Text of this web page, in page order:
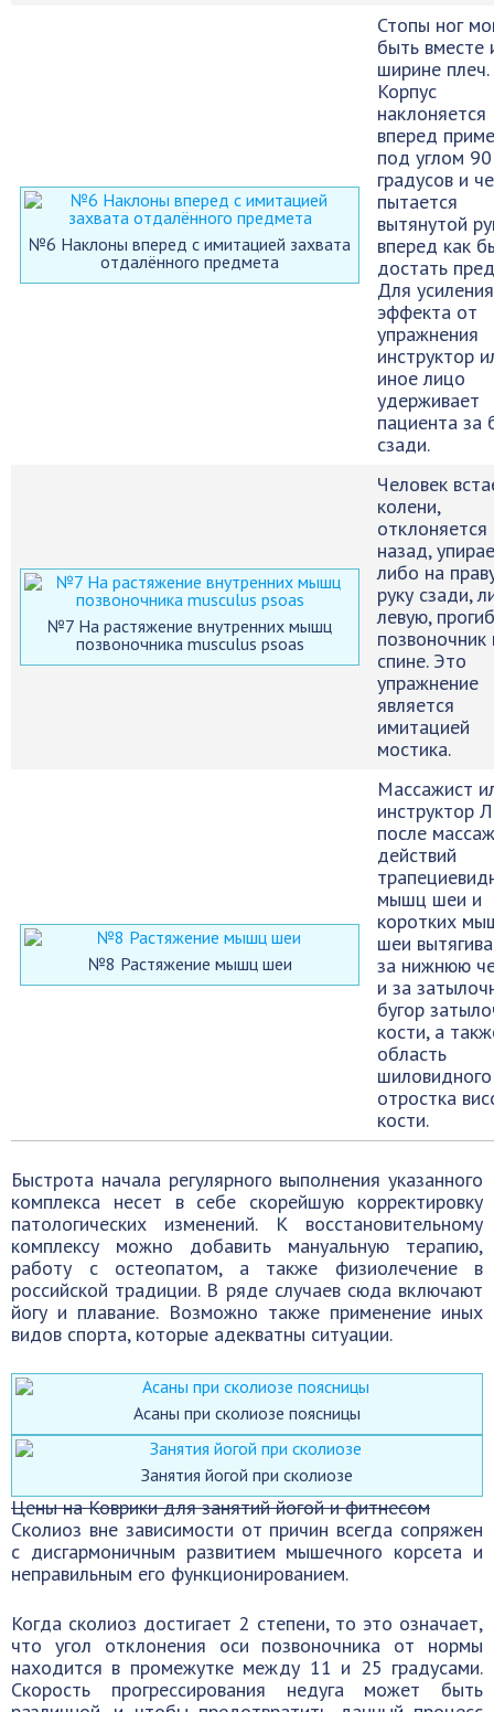
№6 Наклоны вперед с имитацией захвата
отдалённого предмета
Стопы ног
быть вместе
ширине плеч.
Корпус
наклоняется
вперед
под углом 90
градусов и
пытается
вытянутой
вперед как
достать
Для усиления
эффекта от
упражнения
инструктор
иное лицо
удерживает
пациента за
сзади.
№7 На растяжение внутренних мышц
позвоночника musculus psoas
Человек
колени,
отклоняется
назад,
либо на
руку сзади,
левую,
позвоночник
спине. Это
упражнение
является
имитацией
мостика.
№8 Растяжение мышц шеи
Массажист
инструктор
после
действий
мышц шеи и
коротких
шеи
за нижнюю
и за
бугор
кости, а
область
шиловидного
отростка
кости.
Быстрота начала регулярного выполнения указанного
комплекса несет в себе скорейшую корректировку
патологических изменений. К восстановительному
комплексу можно добавить мануальную терапию,
работу с остеопатом, а также физиолечение в
российской традиции. В ряде случаев сюда включают
йогу и плавание. Возможно также применение иных
видов спорта, которые адекватны ситуации.
Асаны при сколиозе поясницы
Занятия йогой при сколиозе
Цены на Коврики для занятий йогой и фитнесом
Сколиоз вне зависимости от причин всегда сопряжен
с дисгармоничным развитием мышечного корсета и
неправильным его функционированием.
Когда сколиоз достигает 2 степени, то это означает,
что угол отклонения оси позвоночника от нормы
находится в промежутке между 11 и 25 градусами.
Скорость прогрессирования недуга может быть